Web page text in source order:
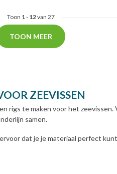
Toon 1- 12van 27
TOON MEER
ZEEVISSEN
rigs te maken voor het
samen.
dat je je materiaal perfect